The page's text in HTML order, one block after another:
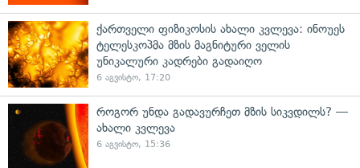
ქართველი ფიზიკოსის ახალი კვლევა: ინოუეს
ტელესკოპმა მზის მაგნიტური ველის
უნიკალური კადრები გადაიღო
6 აგვისტო, 17:20
როგორ უნდა გადავურჩეთ მზის სიკვდილს? —
ახალი კვლევა
6 აგვისტო, 15:36